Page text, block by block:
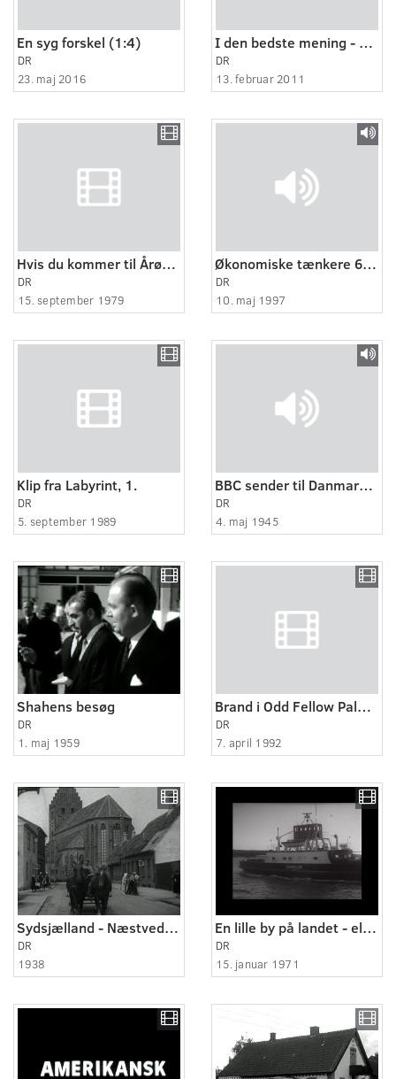
En syg forskel (1:4)
DR
23. maj 2016
I den bedste mening - Gutterne fra Livø (2:5)
DR
13. februar 2011
Hvis du kommer til Årøsund - om sommeren
DR
15. september 1979
Økonomiske tænkere 6:16
DR
10. maj 1997
Klip fra Labyrint, 1.
DR
5. september 1989
BBC sender til Danmark 19450504. Meddelelse om Tysklands kapitulation - "Frihedsbudskabet"
DR
4. maj 1945
Shahens besøg
DR
1. maj 1959
Brand i Odd Fellow Palæet
DR
7. april 1992
Sydsjælland - Næstved og omegn ca. 1938
DR
1938
En lille by på landet - eller Grundtvig på Mors
DR
15. januar 1971